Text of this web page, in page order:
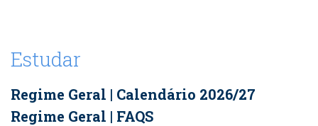
Estudar
Regime Geral | Calendário 2026/27
Regime Geral | FAQS